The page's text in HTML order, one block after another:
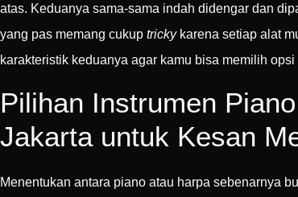
atas. Keduanya sama-sama indah didengar dan
yang pas memang cukup trickykarena setiap alat
karakteristik keduanya agar kamu bisa memilih
Pilihan Instrumen
Jakarta untuk Kesan
Menentukan antara piano atau harpa sebenarnya